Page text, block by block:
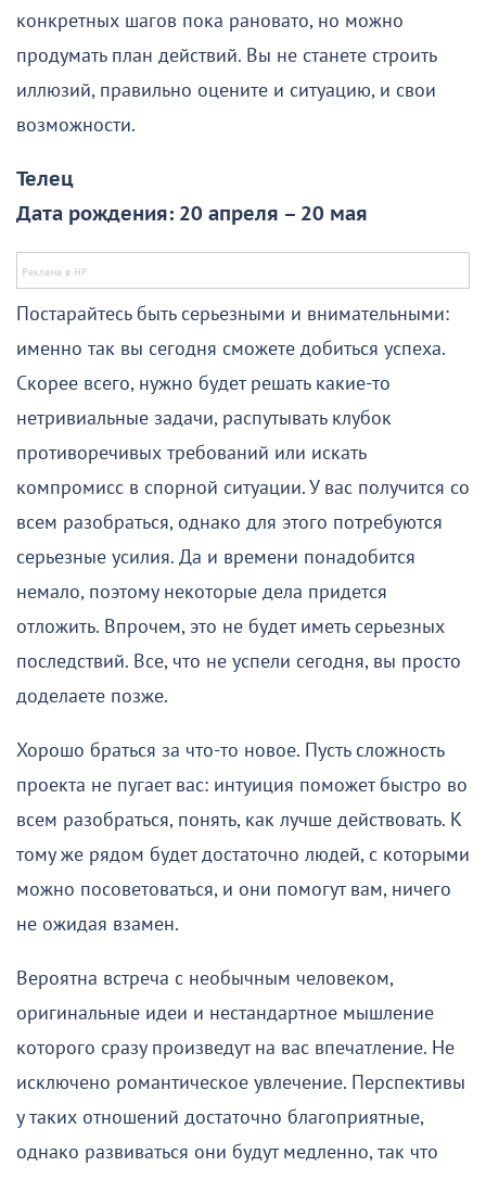
конкретных шагов пока рановато, но можно
продумать план действий. Вы не станете строить
иллюзий, правильно оцените и ситуацию, и свои
возможности.
Телец
Дата рождения: 20 апреля – 20 мая
Постарайтесь быть серьезными и внимательными:
именно так вы сегодня сможете добиться успеха.
Скорее всего, нужно будет решать какие-то
нетривиальные задачи, распутывать клубок
противоречивых требований или искать
компромисс в спорной ситуации. У вас получится со
всем разобраться, однако для этого потребуются
серьезные усилия. Да и времени понадобится
немало, поэтому некоторые дела придется
отложить. Впрочем, это не будет иметь серьезных
последствий. Все, что не успели сегодня, вы просто
доделаете позже.
Хорошо браться за что-то новое. Пусть сложность
проекта не пугает вас: интуиция поможет быстро во
всем разобраться, понять, как лучше действовать. К
тому же рядом будет достаточно людей, с которыми
можно посоветоваться, и они помогут вам, ничего
не ожидая взамен.
Вероятна встреча с необычным человеком,
оригинальные идеи и нестандартное мышление
которого сразу произведут на вас впечатление. Не
исключено романтическое увлечение. Перспективы
у таких отношений достаточно благоприятные,
однако развиваться они будут медленно, так что